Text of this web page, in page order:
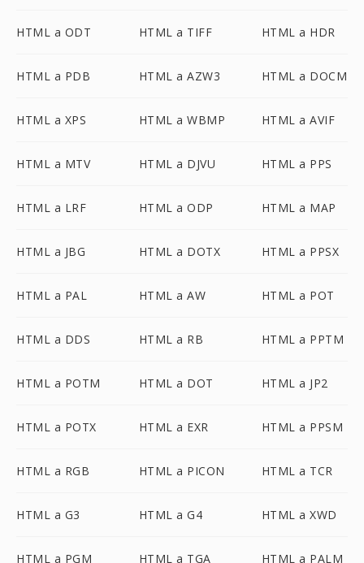
HTML a ODT HTML a TIFF HTML a HDR
HTML a PDB HTML a AZW3 HTML a DOCM
HTML a XPS HTML a WBMP HTML a AVIF
HTML a MTV HTML a DJVU HTML a PPS
HTML a LRF HTML a ODP HTML a MAP
HTML a JBG HTML a DOTX HTML a PPSX
HTML a PAL HTML a AW HTML a POT
HTML a DDS HTML a RB HTML a PPTM
HTML a POTM HTML a DOT HTML a JP2
HTML a POTX HTML a EXR HTML a PPSM
HTML a RGB HTML a PICON HTML a TCR
HTML a G3 HTML a G4 HTML a XWD
HTML a PGM HTML a TGA HTML a PALM